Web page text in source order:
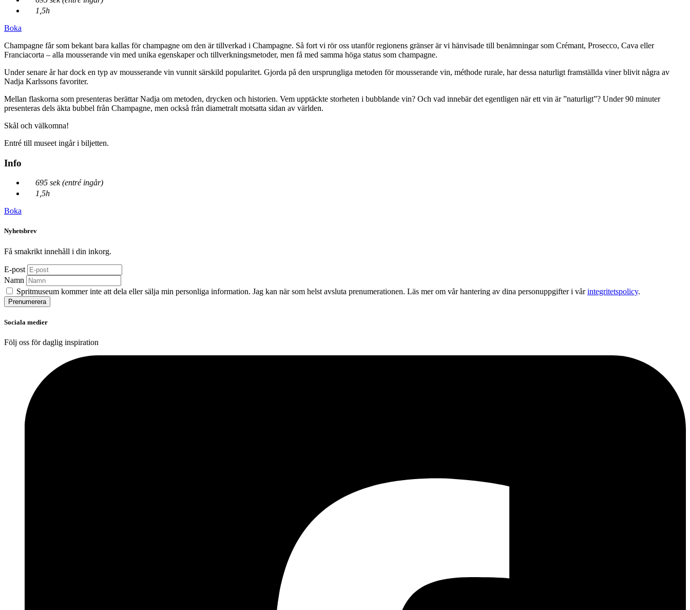
1,5h
Boka
Champagne får som bekant bara kallas för champagne om den är tillverkad i Champagne. Så fort vi rör oss utanför regionens gränser är vi hänvisade till benämningar som Crémant, Prosecco, Cava eller
Franciacorta – alla mousserande vin med unika egenskaper och tillverkningsmetoder, men få med samma höga status som champagne.
Under senare år har dock en typ av mousserande vin vunnit särskild popularitet. Gjorda på den ursprungliga metoden för mousserande vin, méthode rurale, har dessa naturligt framställda viner blivit några av
Nadja Karlssons favoriter.
Mellan flaskorna som presenteras berättar Nadja om metoden, drycken och historien. Vem upptäckte storheten i bubblande vin? Och vad innebär det egentligen när ett vin är ”naturligt”? Under 90 minuter
presenteras dels äkta bubbel från Champagne, men också från diametralt motsatta sidan av världen.
Skål och välkomna!
Entré till museet ingår i biljetten.
Info
695 sek (entré ingår)
1,5h
Boka
Nyhetsbrev
Få smakrikt innehåll i din inkorg.
E-post
Namn
Spritmuseum kommer inte att dela eller sälja min personliga information. Jag kan när som helst avsluta prenumerationen. Läs mer om vår hantering av dina personuppgifter i vårintegritetspolicy.
Sociala medier
Följ oss för daglig inspiration